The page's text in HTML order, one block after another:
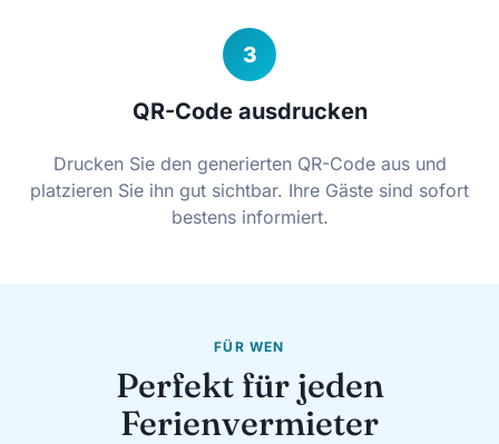
3
QR-Code ausdrucken
Drucken Sie den generierten QR-Code aus und
platzieren Sie ihn gut sichtbar. Ihre Gäste sind sofort
bestens informiert.
FÜR WEN
Perfekt für jeden
Ferienvermieter